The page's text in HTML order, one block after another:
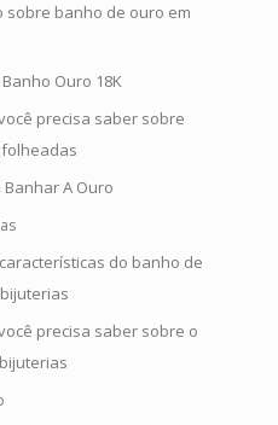
sobre banho de ouro em
Banho Ouro 18K
precisa saber sobre
A Ouro
do banho de
precisa saber sobre o